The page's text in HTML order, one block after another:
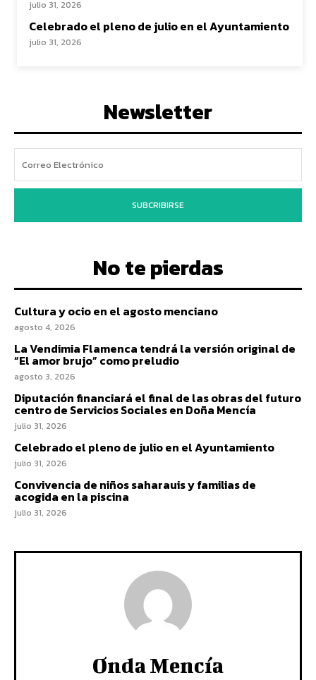
julio 31, 2026
Celebrado el pleno de julio en el Ayuntamiento
julio 31, 2026
Newsletter
SUBCRIBIRSE
No te pierdas
Cultura y ocio en el agosto menciano
agosto 4, 2026
La Vendimia Flamenca tendrá la versión original de
“El amor brujo” como preludio
agosto 3, 2026
Diputación financiará el final de las obras del futuro
centro de Servicios Sociales en Doña Mencía
julio 31, 2026
Celebrado el pleno de julio en el Ayuntamiento
julio 31, 2026
Convivencia de niños saharauis y familias de
acogida en la piscina
julio 31, 2026
Onda Mencía